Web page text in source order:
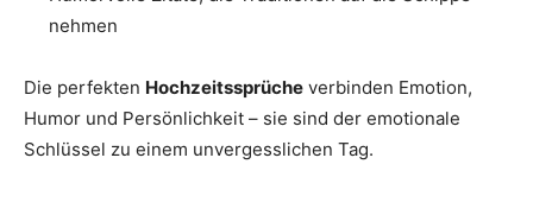
nehmen
Die perfekten Hochzeitssprüche verbinden Emotion,
Humor und Persönlichkeit – sie sind der emotionale
Schlüssel zu einem unvergesslichen Tag.